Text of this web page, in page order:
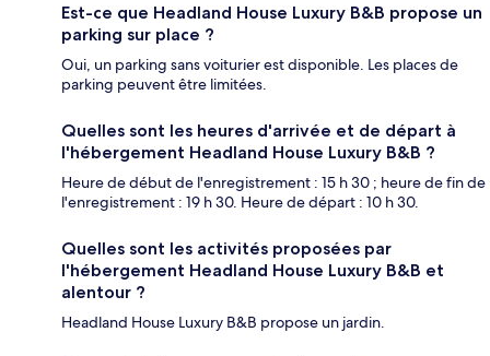
Est-ce que Headland House Luxury B&B propose un
parking sur place ?
Oui, un parking sans voiturier est disponible. Les places de
parking peuvent être limitées.
Quelles sont les heures d'arrivée et de départ à
l'hébergement Headland House Luxury B&B ?
Heure de début de l'enregistrement : 15 h 30 ; heure de fin de
l'enregistrement : 19 h 30. Heure de départ : 10 h 30.
Quelles sont les activités proposées par
l'hébergement Headland House Luxury B&B et
alentour ?
Headland House Luxury B&B propose un jardin.